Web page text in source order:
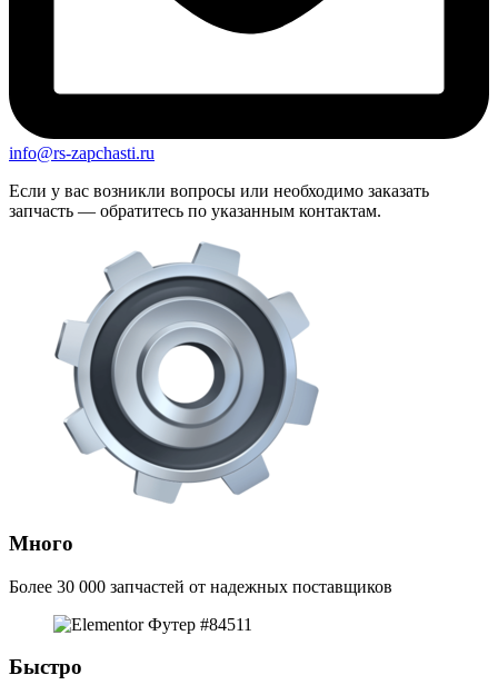
info@rs-zapchasti.ru
Если у вас возникли вопросы или необходимо заказать
запчасть — обратитесь по указанным контактам.
Много
Более 30 000 запчастей от надежных поставщиков
Быстро